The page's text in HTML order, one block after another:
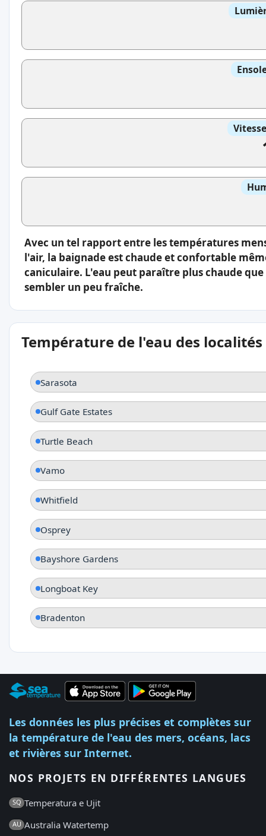
Avec un tel rapport entre les températures
l'air, la baignade est chaude et confortable
caniculaire. L'eau peut paraître plus chaude
sembler un peu fraîche.
Température de l'eau des
Sarasota
Gulf Gate Estates
Turtle Beach
Vamo
Whitfield
Osprey
Bayshore Gardens
Longboat Key
Bradenton
Les données les plus précises et complètes sur
la température de l'eau des mers, océans, lacs
et rivières sur Internet.
NOS PROJETS EN DIFFÉRENTES LANGUES
SQ Temperatura e Ujit
AU Australia Watertemp